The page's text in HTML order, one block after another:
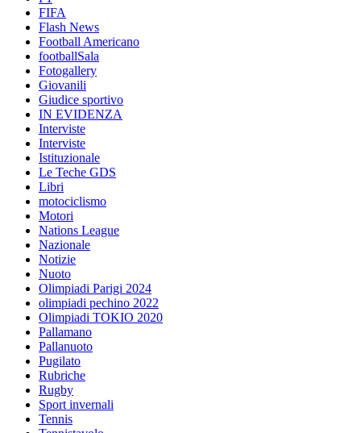
FIFA
Flash News
Football Americano
footballSala
Fotogallery
Giovanili
Giudice sportivo
IN EVIDENZA
Interviste
Interviste
Istituzionale
Le Teche GDS
Libri
motociclismo
Motori
Nations League
Nazionale
Notizie
Nuoto
Olimpiadi Parigi 2024
olimpiadi pechino 2022
Olimpiadi TOKIO 2020
Pallamano
Pallanuoto
Pugilato
Rubriche
Rugby
Sport invernali
Tennis